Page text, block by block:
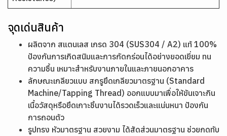
จุดเด่นสินค้า
ผลิตจาก สแตนเลส เกรด 304 (SUS304 / A2) แท้ 100%
ป้องกันการเกิดสนิมและการกัดกร่อนได้อย่างยอดเยี่ยม ทน
ความชื้น เหมาะสำหรับงานภายในและภายนอกอาคาร
ลักษณะเกลียวแบบ สกรูยึดเกลียวมาตรฐาน (Standard
Machine/Tapping Thread) ออกแบบมาเพื่อให้ขันเจาะกิน
เนื้อวัสดุหรือยึดเกาะชิ้นงานได้รวดเร็วและแน่นหนา ป้องกัน
การถอนตัว
รูปทรง หัวมาตรฐาน สวยงาม ได้สัดส่วนมาตรฐาน ช่วยกดทับ